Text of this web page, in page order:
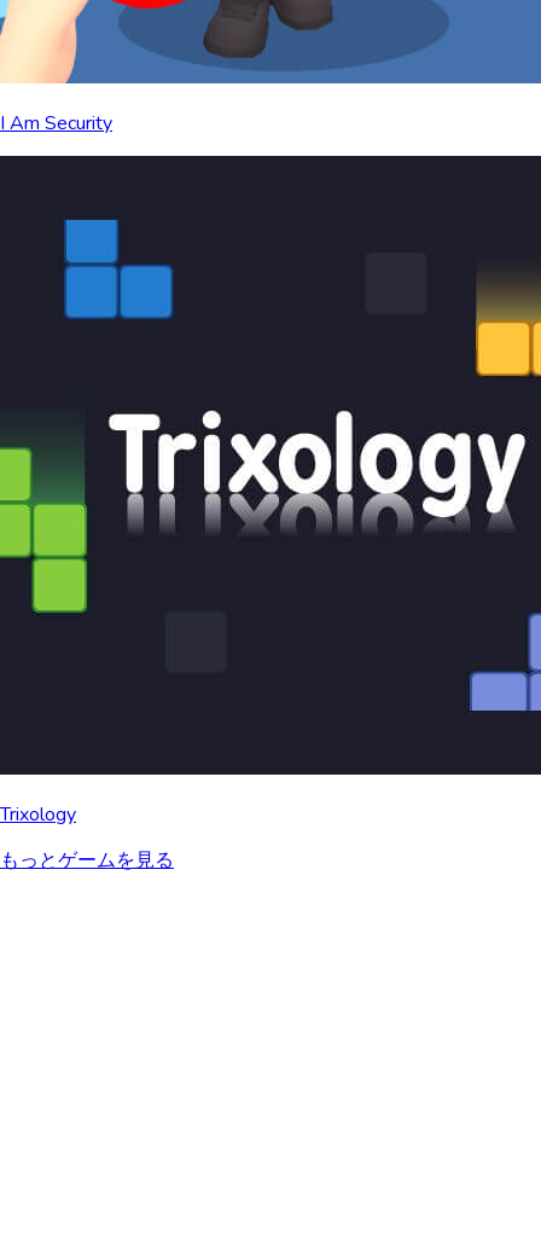
I Am Security
Trixology
もっとゲームを見る